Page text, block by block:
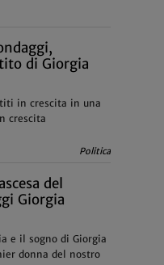
di Giorgia
in crescita in una
crescita
Politica
del
Giorgia
e il sogno di Giorgia
donna del nostro